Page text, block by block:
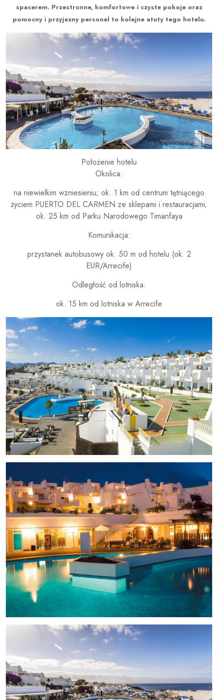
spacerem. Przestronne, komfortowe i czyste pokoje oraz
pomocny i przyjazny personel to kolejne atuty tego hotelu.
Położenie hotelu
Okolica:
na niewielkim wzniesieniu; ok. 1 km od centrum tętniącego
życiem PUERTO DEL CARMEN ze sklepami i restauracjami;
ok. 25 km od Parku Narodowego Timanfaya
Komunikacja:
przystanek autobusowy ok. 50 m od hotelu (ok. 2
EUR/Arrecife)
Odległość od lotniska:
ok. 15 km od lotniska w Arrecife